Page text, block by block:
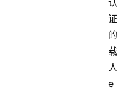
认
证
的
载
人
e